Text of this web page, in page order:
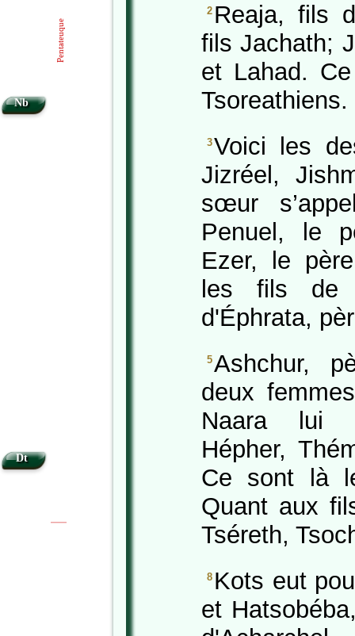
2 Reaja, fils
fils Jachath;
et Lahad.
Tsoreathiens.
3Voici les
Jizréel,
sœur
Penuel, le
Ezer, le
les fils de
d'Éphrata,
5Ashchur,
deux
Naara lui
Hépher,
Ce sont là
Quant aux
Tséreth,
8 Kots eut
et
Nb
Dt
Pentateuque